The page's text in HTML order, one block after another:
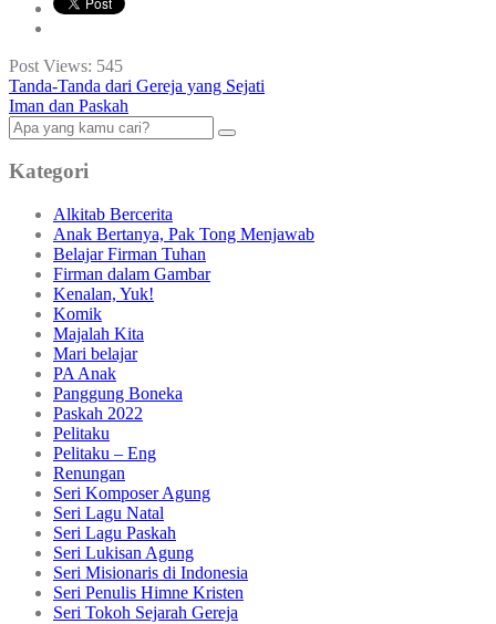
Post Views: 545
Tanda-Tanda dari Gereja yang Sejati
Iman dan Paskah
Kategori
Alkitab Bercerita
Anak Bertanya, Pak Tong Menjawab
Belajar Firman Tuhan
Firman dalam Gambar
Kenalan, Yuk!
Komik
Majalah Kita
Mari belajar
PA Anak
Panggung Boneka
Paskah 2022
Pelitaku
Pelitaku – Eng
Renungan
Seri Komposer Agung
Seri Lagu Natal
Seri Lagu Paskah
Seri Lukisan Agung
Seri Misionaris di Indonesia
Seri Penulis Himne Kristen
Seri Tokoh Sejarah Gereja